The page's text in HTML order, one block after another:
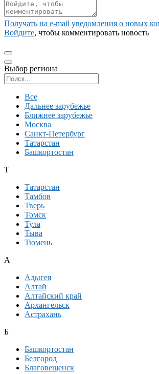
Получать на e‑mail уведомления о новых
Войдите, чтобы комментировать новость
Выбор региона
Все
Дальнее зарубежье
Ближнее зарубежье
Москва
Санкт-Петербург
Татарстан
Башкортостан
Т
Татарстан
Тамбов
Тверь
Томск
Тула
Тыва
Тюмень
А
Адыгея
Алтай
Алтайский край
Архангельск
Астрахань
Б
Башкортостан
Белгород
Благовещенск